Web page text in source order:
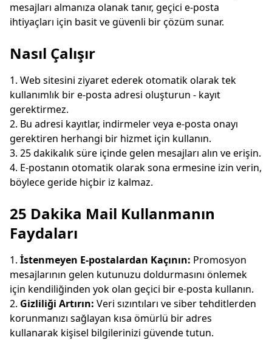
Gelen e-postaları bekliyor...
mesajları almanıza olanak tanır, geçici e-posta
ihtiyaçları için basit ve güvenli bir çözüm sunar.
Nasıl Çalışır
Web sitesini ziyaret ederek otomatik olarak tek
kullanımlık bir e-posta adresi oluşturun - kayıt
gerektirmez.
Bu adresi kayıtlar, indirmeler veya e-posta onayı
gerektiren herhangi bir hizmet için kullanın.
25 dakikalık süre içinde gelen mesajları alın ve erişin.
E-postanın otomatik olarak sona ermesine izin verin,
böylece geride hiçbir iz kalmaz.
25 Dakika Mail Kullanmanın
Faydaları
İstenmeyen E-postalardan Kaçının: Promosyon
mesajlarının gelen kutunuzu doldurmasını önlemek
için kendiliğinden yok olan geçici bir e-posta kullanın.
Gizliliği Artırın: Veri sızıntıları ve siber tehditlerden
korunmanızı sağlayan kısa ömürlü bir adres
kullanarak kişisel bilgilerinizi güvende tutun.